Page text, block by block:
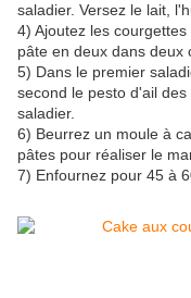
saladier. Versez le lait,
4) Ajoutez les
pâte en deux dans deux
5) Dans le premier
second le pesto d'ail
saladier.
6) Beurrez un moule à
pâtes pour réaliser le
7) Enfournez pour 45 à